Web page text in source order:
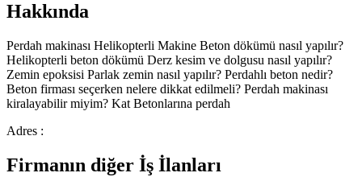
Hakkında
Perdah makinası Helikopterli Makine Beton dökümü nasıl yapılır?
Helikopterli beton dökümü Derz kesim ve dolgusu nasıl yapılır?
Zemin epoksisi Parlak zemin nasıl yapılır? Perdahlı beton nedir?
Beton firması seçerken nelere dikkat edilmeli? Perdah makinası
kiralayabilir miyim? Kat Betonlarına perdah
Adres :
Firmanın diğer İş İlanları